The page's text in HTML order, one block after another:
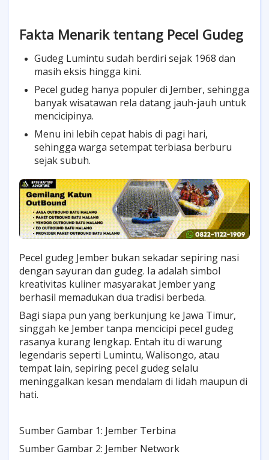
Fakta Menarik tentang Pecel Gudeg
Gudeg Lumintu sudah berdiri sejak 1968 dan
masih eksis hingga kini.
Pecel gudeg hanya populer di Jember, sehingga
banyak wisatawan rela datang jauh-jauh untuk
mencicipinya.
Menu ini lebih cepat habis di pagi hari,
sehingga warga setempat terbiasa berburu
sejak subuh.
Pecel gudeg Jember bukan sekadar sepiring nasi
dengan sayuran dan gudeg. Ia adalah simbol
kreativitas kuliner masyarakat Jember yang
berhasil memadukan dua tradisi berbeda.
Bagi siapa pun yang berkunjung ke Jawa Timur,
singgah ke Jember tanpa mencicipi pecel gudeg
rasanya kurang lengkap. Entah itu di warung
legendaris seperti Lumintu, Walisongo, atau
tempat lain, sepiring pecel gudeg selalu
meninggalkan kesan mendalam di lidah maupun di
hati.
Sumber Gambar 1: Jember Terbina
Sumber Gambar 2: Jember Network